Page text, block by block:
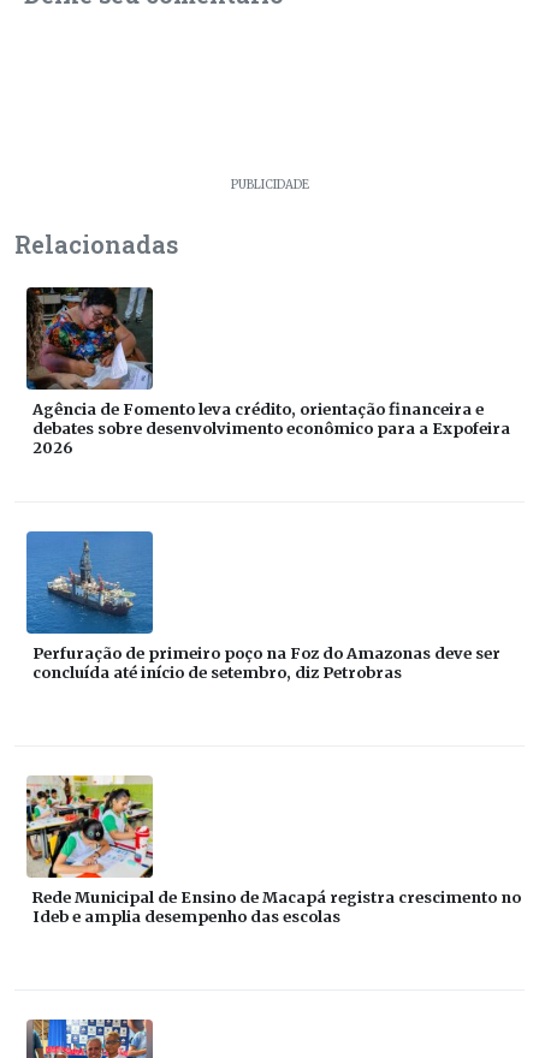
PUBLICIDADE
Relacionadas
Agência de Fomento leva crédito, orientação financeira e
debates sobre desenvolvimento econômico para a Expofeira
2026
Perfuração de primeiro poço na Foz do Amazonas deve ser
concluída até início de setembro, diz Petrobras
Rede Municipal de Ensino de Macapá registra crescimento no
Ideb e amplia desempenho das escolas